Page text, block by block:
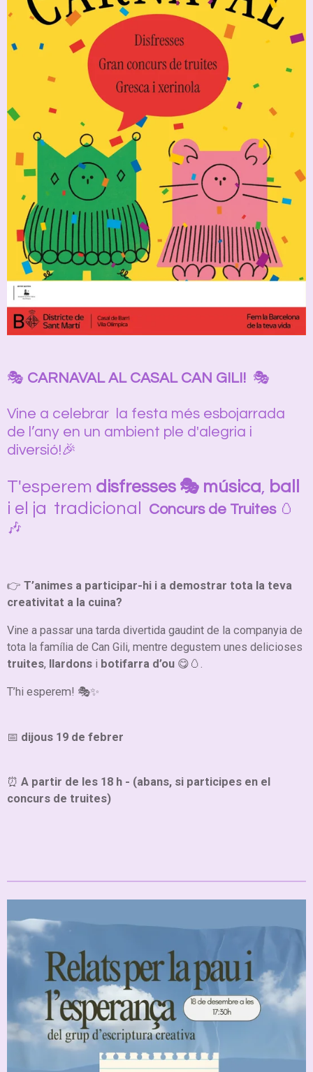
🎭 CARNAVAL AL CASAL CAN GILI! 🎭
Vine a celebrar la festa més esbojarrada
de l’any en un ambient ple d'alegria i
diversió!🎉
T'esperem disfresses 🎭 música, ball
i el ja tradicional
Concurs de Truites🥚
🎶
👉 T’animes a participar-hi i a demostrar tota la teva
creativitat a la cuina?
Vine a passar una tarda divertida gaudint de la companyia de
tota la família de Can Gili, mentre degustem unes delicioses
truites, llardons i botifarra d’ou 😋🥚.
T’hi esperem! 🎭✨
📅 dijous 19 de febrer
⏰ A partir de les 18 h - (abans, si participes en el
concurs de truites)